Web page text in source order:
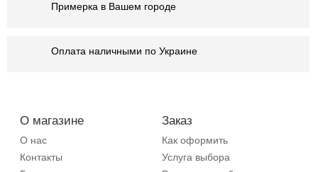
Примерка в Вашем городе
Оплата наличными по Украине
О магазине
О нас
Контакты
Заказ
Как оформить
Услуга выбора